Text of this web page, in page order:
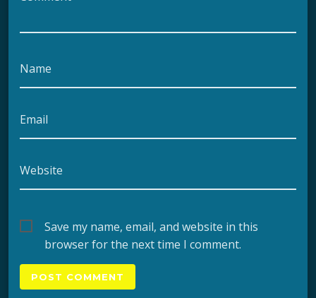
Name
Email
Website
Save my name, email, and website in this
browser for the next time I comment.